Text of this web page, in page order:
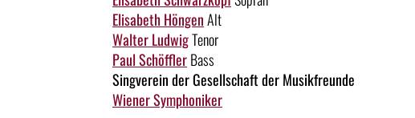
Elisabeth HöngenAlt
Walter LudwigTenor
Paul SchöfflerBass
Singverein der Gesellschaft der Musikfreunde
Wiener Symphoniker